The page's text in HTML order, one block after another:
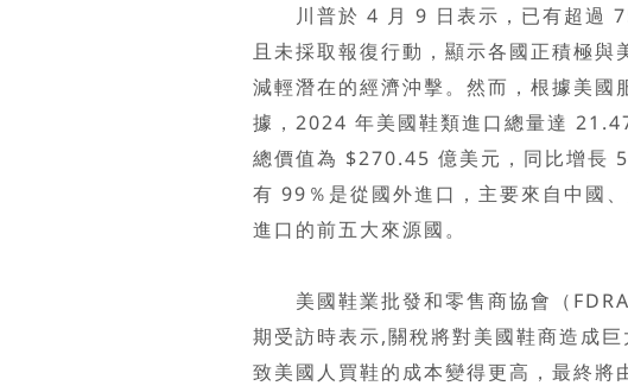
川普於 4 月 9 日表示，已有超過 75
且未採取報復行動，顯示各國正積極與
減輕潛在的經濟沖擊。然而，根據美國
據，2024 年美國鞋類進口總量達
總價值為 $270.45 億美元，同比增長
有 99％是從國外進口，主要來自中國
進口的前五大來源國。
美國鞋業批發和零售商協會（
期受訪時表示,關稅將對美國鞋商造成
致美國人買鞋的成本變得更高，最終將